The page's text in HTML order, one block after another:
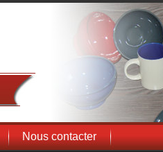
Nous contacter